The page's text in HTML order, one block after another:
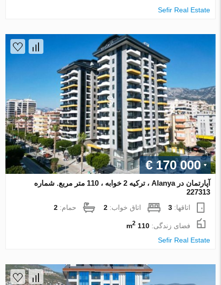
Sefir Real Estate
€ 170 000
آپارتمان در Alanya ، ترکیه 2 خوابه ، 110 متر مربع. شماره
227313
اتاقها:3 اتاق خواب:2 حمام:2
فضای زندگی:110 m
2
Sefir Real Estate